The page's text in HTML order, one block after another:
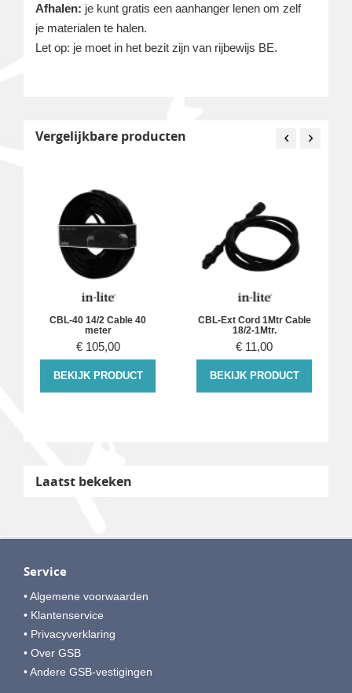
Afhalen: je kunt gratis een aanhanger lenen om zelf
je materialen te halen.
Let op: je moet in het bezit zijn van rijbewijs BE.
Vergelijkbare producten
CBL-40 14/2 Cable 40
meter
€ 105,00
BEKIJK PRODUCT
CBL-Ext Cord 1Mtr Cable
18/2-1Mtr.
€ 11,00
BEKIJK PRODUCT
Laatst bekeken
Service
• Algemene voorwaarden
• Klantenservice
• Privacyverklaring
• Over GSB
• Andere GSB-vestigingen